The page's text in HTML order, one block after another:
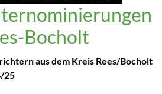
Bocholt
aus dem Kreis Rees/Bocholt
25